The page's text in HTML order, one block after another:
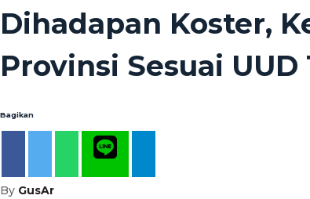
Dihadapan Koster,
Provinsi Sesuai UUD
Bagikan
By GusAr